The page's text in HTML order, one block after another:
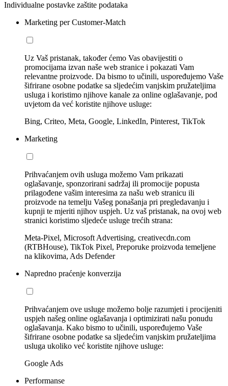
Individualne postavke zaštite podataka
Marketing per Customer-Match
Uz Vaš pristanak, također ćemo Vas obavijestiti o
promocijama izvan naše web stranice i pokazati Vam
relevantne proizvode. Da bismo to učinili, uspoređujemo Vaše
šifrirane osobne podatke sa sljedećim vanjskim pružateljima
usluga i koristimo njihove kanale za online oglašavanje, pod
uvjetom da već koristite njihove usluge:
Bing, Criteo, Meta, Google, LinkedIn, Pinterest, TikTok
Marketing
Prihvaćanjem ovih usluga možemo Vam prikazati
oglašavanje, sponzorirani sadržaj ili promocije popusta
prilagođene vašim interesima za našu web stranicu ili
proizvode na temelju Vašeg ponašanja pri pregledavanju i
kupnji te mjeriti njihov uspjeh. Uz vaš pristanak, na ovoj web
stranici koristimo sljedeće usluge trećih strana:
Meta-Pixel, Microsoft Advertising, creativecdn.com
(RTBHouse), TikTok Pixel, Preporuke proizvoda temeljene
na klikovima, Ads Defender
Napredno praćenje konverzija
Prihvaćanjem ove usluge možemo bolje razumjeti i procijeniti
uspjeh našeg online oglašavanja i optimizirati našu ponudu
oglašavanja. Kako bismo to učinili, uspoređujemo Vaše
šifrirane osobne podatke sa sljedećim vanjskim pružateljima
usluga ukoliko već koristite njihove usluge:
Google Ads
Performanse